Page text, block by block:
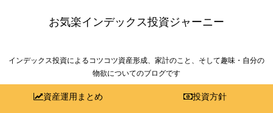
お気楽インデックス投資ジャーニー
インデックス投資によるコツコツ資産形成、家計のこと、そして趣味・自分の
物欲についてのブログです
資産運用まとめ 投資方針